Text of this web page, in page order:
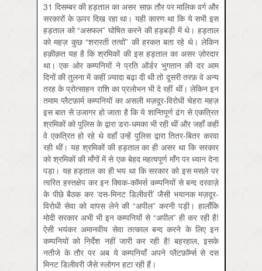
31 दिसम्बर की हड़ताल का असर साफ़ तौर पर मालिक वर्ग और
सरकारों के ऊपर दिख रहा था। यही कारण था कि ये सभी इस
हड़ताल को “असफल” घोषित करने की हड़बड़ी में थे। हड़ताल
को महज़ कुछ “शरारती तत्वों” की हरकत बता रहे थे। लेकिन
हक़ीक़त यह है कि श्रमिकों की इस हड़ताल का असर ज़ोरदार
था। एक ओर कम्पनियों ने प्रति ऑर्डर भुगतान की दर आम
दिनों की तुलना में कहीं ज़्यादा बढ़ा दी थी तो दूसरी तरफ़ वे अन्य
तरह के प्रोत्साहन राशि का प्रलोभन भी दे रहीं थीं। लेकिन इन
तमाम प्लैटफ़ार्म कम्पनियों का असली मज़दूर-विरोधी चेहरा महज़
इस बात से उजागर हो जाता है कि ये शान्तिपूर्ण ढंग से एकत्रित
श्रमिकों को पुलिस के द्वारा डरा-धमका भी रही थीं और जहाँ कहीं
वे एकत्रित हो रहे थे वहाँ उन्हें पुलिस द्वारा तितर-बितर करवा
रही थीं। यह श्रमिकों की हड़ताल का ही असर था कि सरकार
को श्रमिकों की माँगों में से एक बेहद महत्वपूर्ण माँग पर ध्यान देना
पड़ा। यह हड़ताल का ही भय था कि सरकार को इस मसले पर
त्वरित हस्तक्षेप कर इन क्विक-कॉमर्स कम्पनियों से बन्द दरवाज़े
के पीछे बैठक कर ‘दस-मिनट डिलीवरी’ जैसी भयानक मज़दूर-
विरोधी सेवा को वापस लेने की “अपील” करनी पड़ी। हालाँकि
मोदी सरकार अभी भी इन कम्पनियों से “अपील” ही कर रही है!
ऐसी भयंकर अमानवीय सेवा तत्काल बन्द करने के लिए इन
कम्पनियों को निर्देश नहीं जारी कर रही है! बहरहाल, इसके
नतीजे के तौर पर अब ये कम्पनियाँ अपने प्लैटफ़ॉर्म्स से दस
मिनट डिलीवरी जैसे स्लोगन हटा रही हैं।